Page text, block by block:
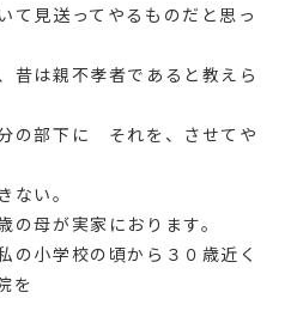
て見送ってやるものだと思っ
昔は親不孝者であると教えら
の部下に それを、させてや
ない。
母が実家におります。
の小学校の頃から３０歳近く
を